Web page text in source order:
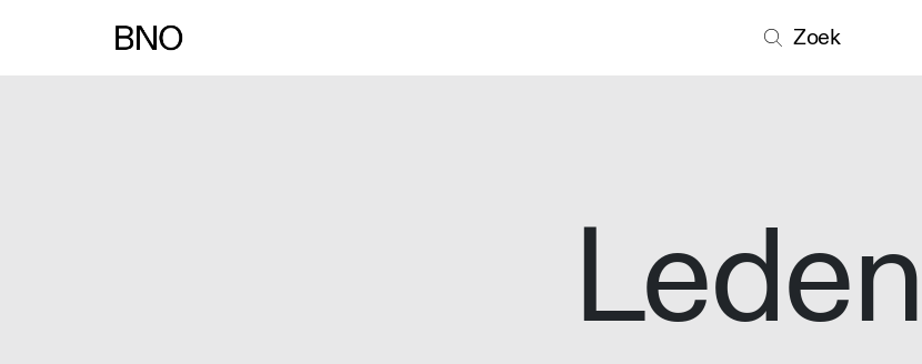
Zoek
Leden